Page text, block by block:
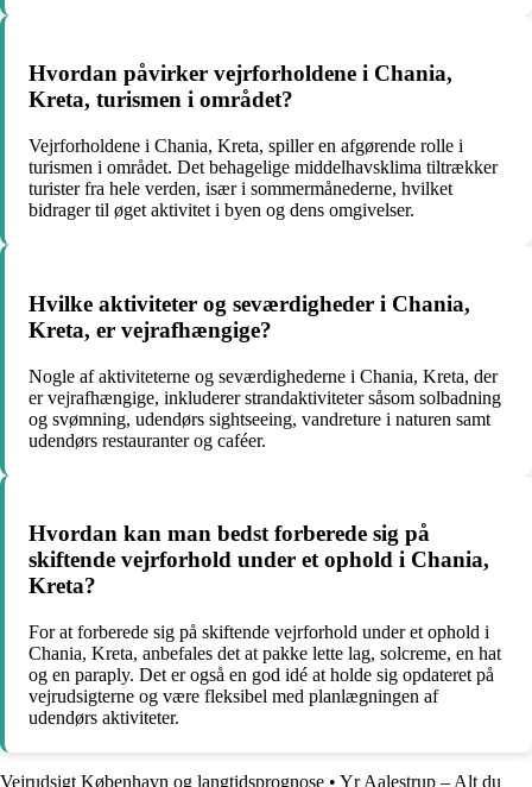
Hvordan påvirker vejrforholdene i Chania,
Kreta, turismen i området?
Vejrforholdene i Chania, Kreta, spiller en afgørende rolle i
turismen i området. Det behagelige middelhavsklima tiltrækker
turister fra hele verden, især i sommermånederne, hvilket
bidrager til øget aktivitet i byen og dens omgivelser.
Hvilke aktiviteter og seværdigheder i Chania,
Kreta, er vejrafhængige?
Nogle af aktiviteterne og seværdighederne i Chania, Kreta, der
er vejrafhængige, inkluderer strandaktiviteter såsom solbadning
og svømning, udendørs sightseeing, vandreture i naturen samt
udendørs restauranter og caféer.
Hvordan kan man bedst forberede sig på
skiftende vejrforhold under et ophold i Chania,
Kreta?
For at forberede sig på skiftende vejrforhold under et ophold i
Chania, Kreta, anbefales det at pakke lette lag, solcreme, en hat
og en paraply. Det er også en god idé at holde sig opdateret på
vejrudsigterne og være fleksibel med planlægningen af
udendørs aktiviteter.
Vejrudsigt København og langtidsprognose • Yr Aalestrup – Alt du